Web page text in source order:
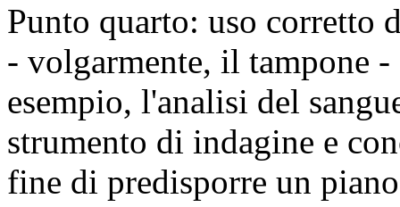
Punto quarto: uso corretto
- volgarmente, il tampone
esempio, l'analisi del
strumento di indagine e
fine di predisporre un